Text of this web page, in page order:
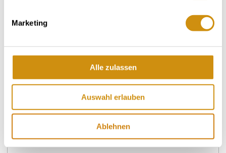
Marketing
Alle zulassen
Auswahl erlauben
Ablehnen
von 09:00 bis 19:00 Uhr
Freitag von 09:00 bis 19:00 Uhr
von 09:00 bis 18:00 Uhr